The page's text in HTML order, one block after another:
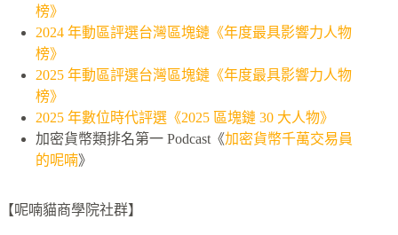
榜》
2024 年動區評選台灣區塊鏈《年度最具影響力人物
榜》
2025 年動區評選台灣區塊鏈《年度最具影響力人物
榜》
2025 年數位時代評選《2025 區塊鏈 30 大人物》
加密貨幣類排名第一 Podcast《加密貨幣千萬交易員
的呢喃》
【呢喃貓商學院社群】